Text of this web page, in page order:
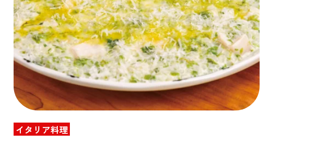
誠光社で選びました。おすすめの本
紹介します。おすすめのイベント
Instagram
イタリア料理